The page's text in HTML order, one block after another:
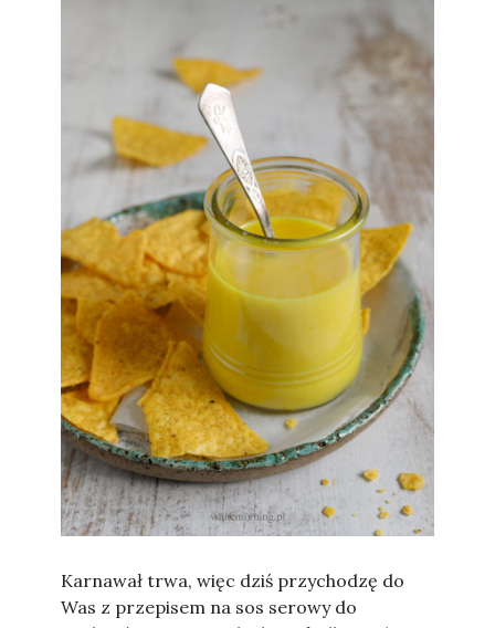
Sylwia
Karnawał trwa, więc dziś przychodzę do
Was z przepisem na sos serowy do